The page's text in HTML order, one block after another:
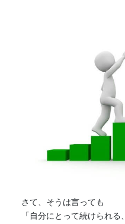
さて、そうは言っても
「自分にとって続けられる、